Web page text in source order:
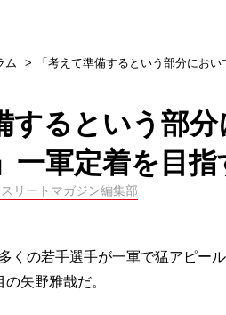
ム
「考えて準備するという部分にお
するという部
一軍定着を目
リートマガジン編集部
くの若手選手が一軍で猛アピー
矢野雅哉だ。